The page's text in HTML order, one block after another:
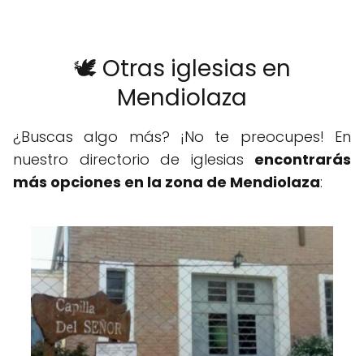
🕊️ Otras iglesias en
Mendiolaza
¿Buscas algo más? ¡No te preocupes! En
nuestro directorio de iglesias encontrarás
más opciones en la zona de Mendiolaza: